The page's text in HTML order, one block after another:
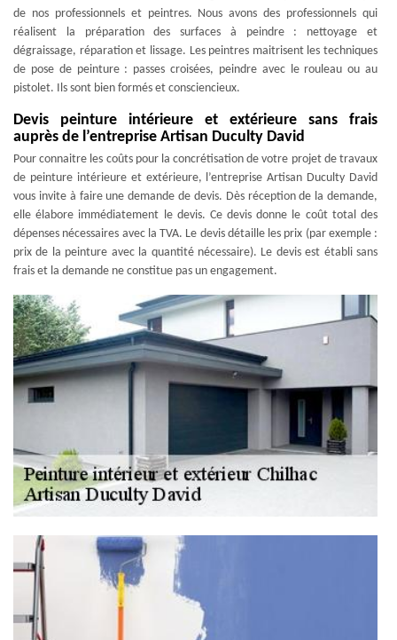
de nos professionnels et peintres. Nous avons des professionnels qui
réalisent la préparation des surfaces à peindre : nettoyage et
dégraissage, réparation et lissage. Les peintres maitrisent les techniques
de pose de peinture : passes croisées, peindre avec le rouleau ou au
pistolet. Ils sont bien formés et consciencieux.
Devis peinture intérieure et extérieure sans frais
auprès de l’entreprise Artisan Duculty David
Pour connaitre les coûts pour la concrétisation de votre projet de travaux
de peinture intérieure et extérieure, l’entreprise Artisan Duculty David
vous invite à faire une demande de devis. Dès réception de la demande,
elle élabore immédiatement le devis. Ce devis donne le coût total des
dépenses nécessaires avec la TVA. Le devis détaille les prix (par exemple :
prix de la peinture avec la quantité nécessaire). Le devis est établi sans
frais et la demande ne constitue pas un engagement.